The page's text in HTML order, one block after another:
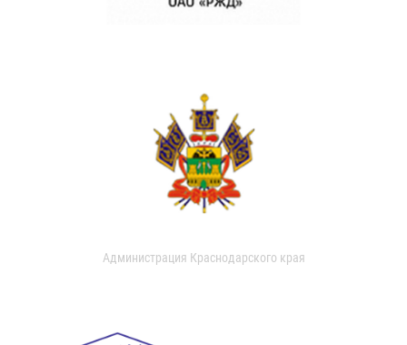
Администрация Краснодарского края